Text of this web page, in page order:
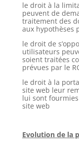
le droit à la
peuvent de
traitement des
aux hypothèses
le droit de
utilisateurs
soient traitées
prévues par le
le droit à la
site web leur
lui sont
site web
Evolution de la